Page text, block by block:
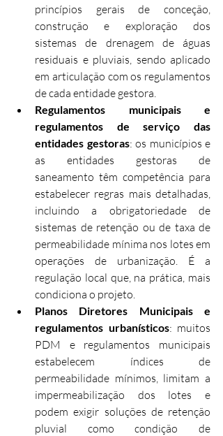
princípios gerais de conceção,
construção e exploração dos
sistemas de drenagem de águas
residuais e pluviais, sendo aplicado
em articulação com os regulamentos
de cada entidade gestora.
Regulamentos municipais e
regulamentos de serviço das
entidades gestoras: os municípios e
as entidades gestoras de
saneamento têm competência para
estabelecer regras mais detalhadas,
incluindo a obrigatoriedade de
sistemas de retenção ou de taxa de
permeabilidade mínima nos lotes em
operações de urbanização. É a
regulação local que, na prática, mais
condiciona o projeto.
Planos Diretores Municipais e
regulamentos urbanísticos: muitos
PDM e regulamentos municipais
estabelecem índices de
permeabilidade mínimos, limitam a
impermeabilização dos lotes e
podem exigir soluções de retenção
pluvial como condição de